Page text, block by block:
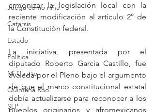
Juega como niña
Catarsis
Estado
Política
Mi Cuarto
Quintana Roo
SLP
armonizar la legislación local con la
reciente modificación al artículo 2° de
la Constitución federal.
La iniciativa, presentada por el
diputado Roberto García Castillo, fue
avalada por el Pleno bajo el argumento
de que el marco constitucional estatal
debía actualizarse para reconocer a los
pueblos originarios y afromexicanos